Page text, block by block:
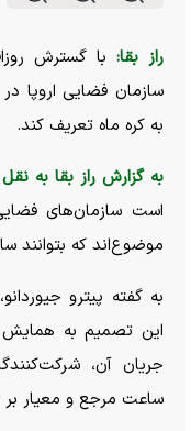
راز بقا: با گسترش
سازمان فضایی اروپا
به کره ماه تعریف کند.
به گزارش راز بقا به
است سازمان‌های
موضوع‌اند که بتوانند
به گفته پیترو
این تصمیم به همایش
جریان آن،
ساعت مرجع و معیار بر